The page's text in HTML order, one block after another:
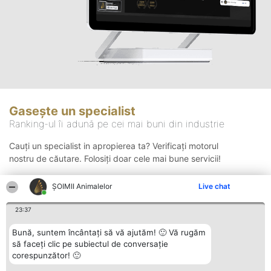
ŞOIMII Animalelor Live chat
23:37
Bună, suntem încântați să vă ajutăm! 🙂 Vă rugăm
să faceți clic pe subiectul de conversație
corespunzător! 🙂
Gasește un specialist
Ranking-ul îi adună pe cei mai buni din industrie
Cauți un specialist in apropierea ta? Verificați motorul
nostru de căutare. Folosiți doar cele mai bune servicii!